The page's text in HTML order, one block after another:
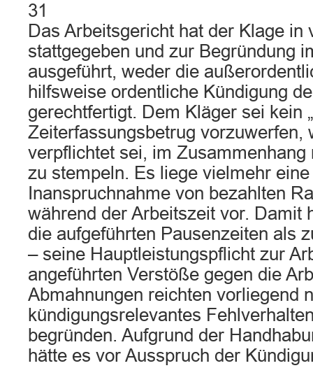
31
Das Arbeitsgericht hat der Klage in
stattgegeben und zur Begründung
ausgeführt, weder die
hilfsweise ordentliche Kündigung
gerechtfertigt. Dem Kläger sei kein
Zeiterfassungsbetrug vorzuwerfen,
verpflichtet sei, im Zusammenhang
zu stempeln. Es liege vielmehr
Inanspruchnahme von bezahlten
während der Arbeitszeit vor. Damit
die aufgeführten Pausenzeiten als
– seine Hauptleistungspflicht zur
angeführten Verstöße gegen die
Abmahnungen reichten vorliegend
kündigungsrelevantes
begründen. Aufgrund der
hätte es vor Ausspruch der